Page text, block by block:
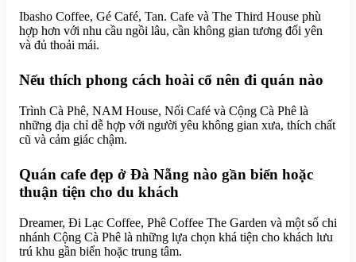
Ibasho Coffee, Gé Café, Tan. Cafe và The Third House phù
hợp hơn với nhu cầu ngồi lâu, cần không gian tương đối yên
và đủ thoải mái.
Nếu thích phong cách hoài cổ nên đi quán nào
Trình Cà Phê, NAM House, Nối Café và Cộng Cà Phê là
những địa chỉ dễ hợp với người yêu không gian xưa, thích chất
cũ và cảm giác chậm.
Quán cafe đẹp ở Đà Nẵng nào gần biển hoặc
thuận tiện cho du khách
Dreamer, Đi Lạc Coffee, Phê Coffee The Garden và một số chi
nhánh Cộng Cà Phê là những lựa chọn khá tiện cho khách lưu
trú khu gần biển hoặc trung tâm.